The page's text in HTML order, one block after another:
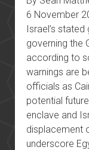
6 November
Israel’s
governing the
according to
warnings are
officials as
potential
enclave and
displacement
underscore